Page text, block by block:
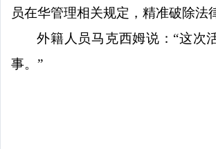
员在华管理相关规定，精准破除
外籍人员马克西姆说： “这次
事。”